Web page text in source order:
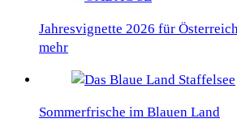
Jahresvignette 2026 für
mehr
Sommerfrische im Blauen Land